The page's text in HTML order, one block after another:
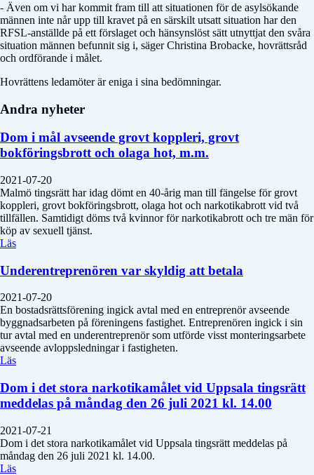
- Även om vi har kommit fram till att situationen för de asylsökande
männen inte når upp till kravet på en särskilt utsatt situation har den
RFSL-anställde på ett förslaget och hänsynslöst sätt utnyttjat den svåra
situation männen befunnit sig i, säger Christina Brobacke, hovrättsråd
och ordförande i målet.
Hovrättens ledamöter är eniga i sina bedömningar.
Andra nyheter
Dom i mål avseende grovt koppleri, grovt
bokföringsbrott och olaga hot, m.m.
2021-07-20
Malmö tingsrätt har idag dömt en 40-årig man till fängelse för grovt
koppleri, grovt bokföringsbrott, olaga hot och narkotikabrott vid två
tillfällen. Samtidigt döms två kvinnor för narkotikabrott och tre män för
köp av sexuell tjänst.
Läs
Underentreprenören var skyldig att betala
2021-07-20
En bostadsrättsförening ingick avtal med en entreprenör avseende
byggnadsarbeten på föreningens fastighet. Entreprenören ingick i sin
tur avtal med en underentreprenör som utförde visst monteringsarbete
avseende avloppsledningar i fastigheten.
Läs
Dom i det stora narkotikamålet vid Uppsala tingsrätt
meddelas på måndag den 26 juli 2021 kl. 14.00
2021-07-21
Dom i det stora narkotikamålet vid Uppsala tingsrätt meddelas på
måndag den 26 juli 2021 kl. 14.00.
Läs